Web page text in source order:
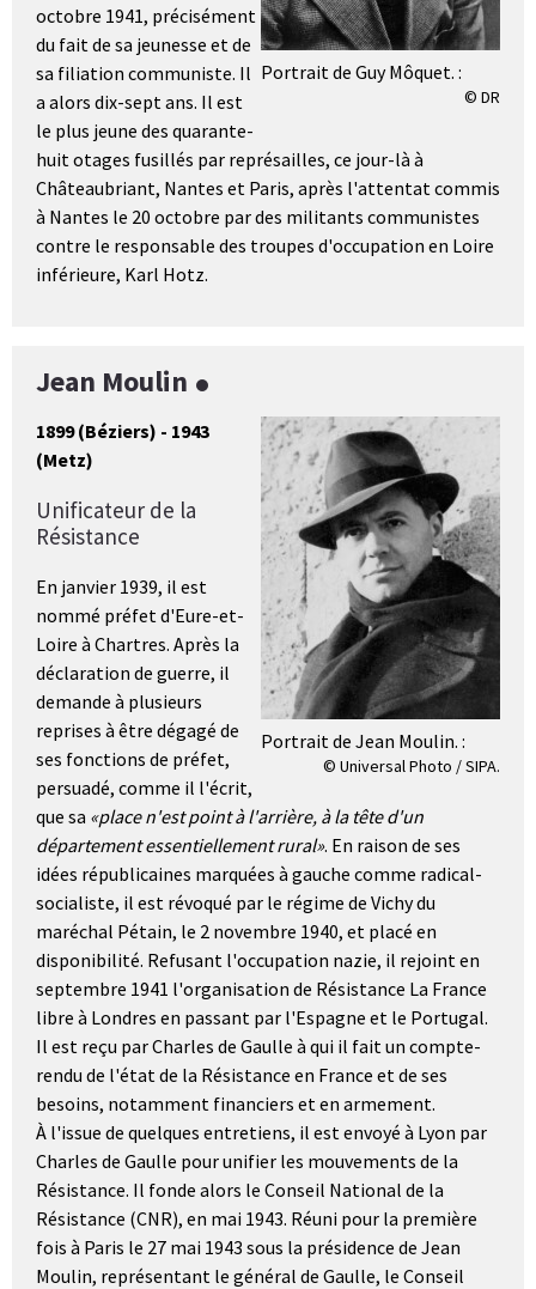
Portrait de Guy Môquet. :
© DR
octobre 1941, précisément
du fait de sa jeunesse et de
sa filiation communiste. Il
a alors dix-sept ans. Il est
le plus jeune des quarante-
huit otages fusillés par représailles, ce jour-là à
Châteaubriant, Nantes et Paris, après l'attentat commis
à Nantes le 20 octobre par des militants communistes
contre le responsable des troupes d'occupation en Loire
inférieure, Karl Hotz.
Jean Moulin
Portrait de Jean Moulin. :
© Universal Photo / SIPA.
1899 (Béziers) - 1943
(Metz)
Unificateur de la
Résistance
En janvier 1939, il est
nommé préfet d'Eure-et-
Loire à Chartres. Après la
déclaration de guerre, il
demande à plusieurs
reprises à être dégagé de
ses fonctions de préfet,
persuadé, comme il l'écrit,
que sa place n'est point à l'arrière, à la tête d'un
département essentiellement rural . En raison de ses
idées républicaines marquées à gauche comme radical-
socialiste, il est révoqué par le régime de Vichy du
maréchal Pétain, le 2 novembre 1940, et placé en
disponibilité. Refusant l'occupation nazie, il rejoint en
septembre 1941 l'organisation de Résistance La France
libre à Londres en passant par l'Espagne et le Portugal.
Il est reçu par Charles de Gaulle à qui il fait un compte-
rendu de l'état de la Résistance en France et de ses
besoins, notamment financiers et en armement.
À l'issue de quelques entretiens, il est envoyé à Lyon par
Charles de Gaulle pour unifier les mouvements de la
Résistance. Il fonde alors le Conseil National de la
Résistance (CNR), en mai 1943. Réuni pour la première
fois à Paris le 27 mai 1943 sous la présidence de Jean
Moulin, représentant le général de Gaulle, le Conseil